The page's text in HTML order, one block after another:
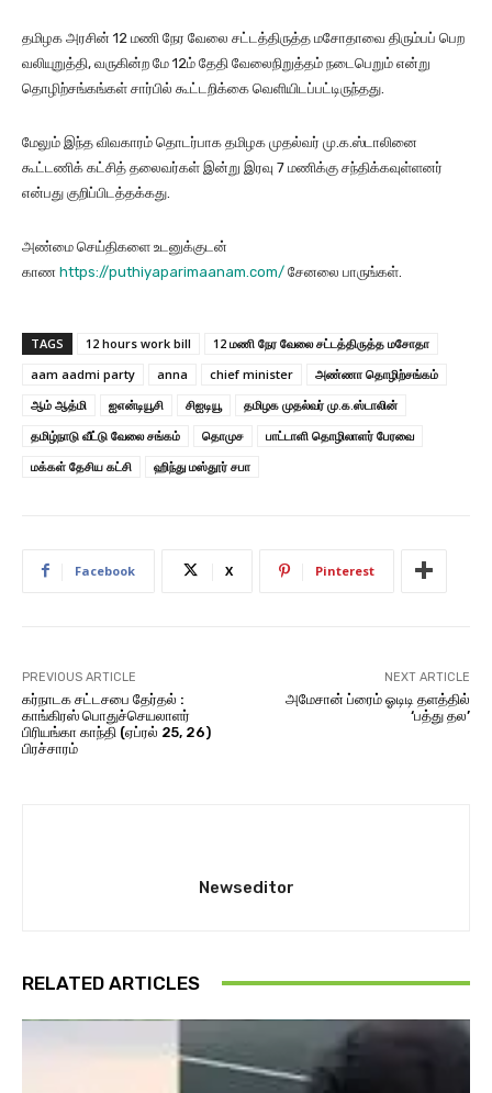
தமிழக அரசின் 12 மணி நேர வேலை சட்டத்திருத்த மசோதாவை திரும்பப் பெற
வலியுறுத்தி, வருகின்ற மே 12ம் தேதி வேலைநிறுத்தம் நடைபெறும் என்று
தொழிற்சங்கங்கள் சார்பில் கூட்டறிக்கை வெளியிடப்பட்டிருந்தது.
மேலும் இந்த விவகாரம் தொடர்பாக தமிழக முதல்வர் மு.க.ஸ்டாலினை
கூட்டணிக் கட்சித் தலைவர்கள் இன்று இரவு 7 மணிக்கு சந்திக்கவுள்ளனர்
என்பது குறிப்பிடத்தக்கது.
அண்மை செய்திகளை உடனுக்குடன்
காண https://puthiyaparimaanam.com/ சேனலை பாருங்கள்.
TAGS 12 hours work bill
12 மணி நேர வேலை சட்டத்திருத்த மசோதா
aam aadmi party
anna chief minister
அண்ணா தொழிற்சங்கம்
ஆம் ஆத்மி
ஐஎன்டியூசி சிஐடியூ
தமிழக முதல்வர் மு.க.ஸ்டாலின்
தமிழ்நாடு வீட்டு வேலை சங்கம்
தொமுச
பாட்டாளி தொழிலாளர் பேரவை
மக்கள் தேசிய கட்சி
ஹிந்து மஸ்தூர் சபா
Facebook X Pinterest
PREVIOUS ARTICLE
கர்நாடக சட்டசபை தேர்தல் :
காங்கிரஸ் பொதுச்செயலாளர்
பிரியங்கா காந்தி (ஏப்ரல் 25, 26)
பிரச்சாரம்
NEXT ARTICLE
அமேசான் ப்ரைம் ஓடிடி தளத்தில்
‘பத்து தல’
Newseditor
RELATED ARTICLES